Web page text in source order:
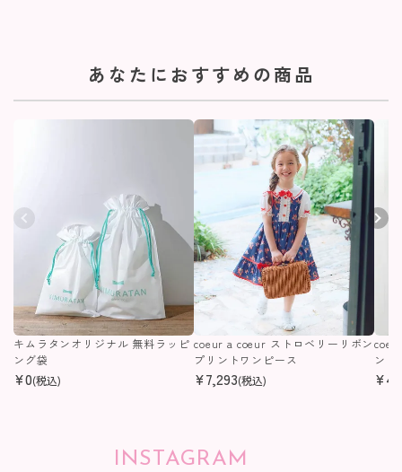
あなたにおすすめの商品
キムラタンオリジナル 無料ラッピ
ング袋
¥0(税込)
coeur a coeur ストロベリーリボン
プリントワンピース
¥7,293(税込)
ンピ
¥
INSTAGRAM